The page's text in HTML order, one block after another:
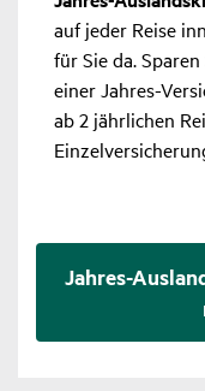
auf jeder Reise
für Sie da.
einer Jahres-
ab 2 jähr­li­chen
Jahres-